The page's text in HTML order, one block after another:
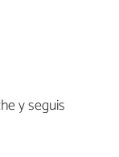
y seguis